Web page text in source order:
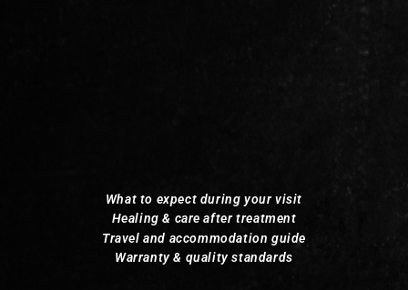
What to expect during your visit
Healing & care after treatment
Travel and accommodation guide
Warranty & quality standards